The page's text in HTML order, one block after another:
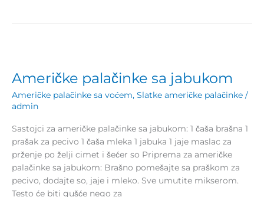
Američke palačinke sa jabukom
Američke palačinke sa voćem, Slatke američke palačinke /
admin
Sastojci za američke palačinke sa jabukom: 1 čaša brašna 1
prašak za pecivo 1 čaša mleka 1 jabuka 1 jaje maslac za
prženje po želji cimet i šećer so Priprema za američke
palačinke sa jabukom: Brašno pomešajte sa praškom za
pecivo, dodajte so, jaje i mleko. Sve umutite mikserom.
Testo će biti gušće nego za
sa